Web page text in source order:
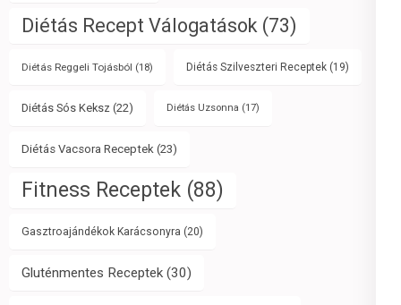
Diétás Recept Válogatások (73)
Diétás Reggeli Tojásból (18) Diétás Szilveszteri Receptek (19)
Diétás Sós Keksz (22) Diétás Uzsonna (17)
Diétás Vacsora Receptek (23)
Fitness Receptek (88)
Gasztroajándékok Karácsonyra (20)
Gluténmentes Receptek (30)